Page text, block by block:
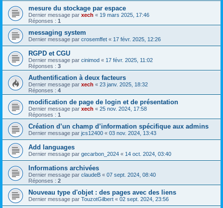
mesure du stockage par espace
Dernier message par xech « 19 mars 2025, 17:46
Réponses : 1
messaging system
Dernier message par crosemffet « 17 févr. 2025, 12:26
RGPD et CGU
Dernier message par cinimod « 17 févr. 2025, 11:02
Réponses : 3
Authentification à deux facteurs
Dernier message par xech « 23 janv. 2025, 18:32
Réponses : 4
modification de page de login et de présentation
Dernier message par xech « 25 nov. 2024, 17:58
Réponses : 1
Création d’un champ d’information spécifique aux admins
Dernier message par jcs12400 « 03 nov. 2024, 13:43
Add languages
Dernier message par gecarbon_2024 « 14 oct. 2024, 03:40
Informations archivées
Dernier message par claudeB « 07 sept. 2024, 08:40
Réponses : 2
Nouveau type d'objet : des pages avec des liens
Dernier message par TouzotGilbert « 02 sept. 2024, 23:56